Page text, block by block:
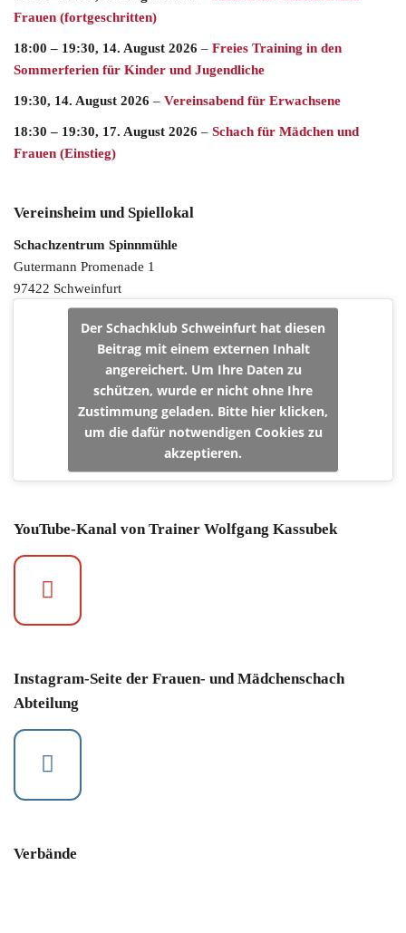
Frauen (fortgeschritten)
18:00 – 19:30, 14. August 2026 – Freies Training in den
Sommerferien für Kinder und Jugendliche
19:30, 14. August 2026 – Vereinsabend für Erwachsene
18:30 – 19:30, 17. August 2026 – Schach für Mädchen und
Frauen (Einstieg)
Vereinsheim und Spiellokal
Schachzentrum Spinnmühle
Gutermann Promenade 1
97422 Schweinfurt
Der Schachklub Schweinfurt hat diesen
Beitrag mit einem externen Inhalt
angereichert. Um Ihre Daten zu
schützen, wurde er nicht ohne Ihre
Zustimmung geladen. Bitte hier klicken,
um die dafür notwendigen Cookies zu
akzeptieren.
YouTube-Kanal von Trainer Wolfgang Kassubek
Instagram-Seite der Frauen- und Mädchenschach
Abteilung
Verbände